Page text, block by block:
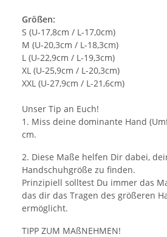
Größen:
S (U-17,8cm / L-17,0cm)
M (U-20,3cm / L-18,3cm)
L (U-22,9cm / L-19,3cm)
XL (U-25,9cm / L-20,3cm)
XXL (U-27,9cm / L-21,6cm)
Unser Tip an Euch!
1. Miss deine dominante Hand
cm.
2. Diese Maße helfen Dir dabei,
Handschuhgröße zu finden.
Prinzipiell solltest Du immer das
das dir das Tragen des größeren
ermöglicht.
TIPP ZUM MAßNEHMEN!